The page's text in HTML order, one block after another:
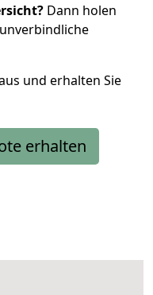
Dann holen
und erhalten Sie
erhalten